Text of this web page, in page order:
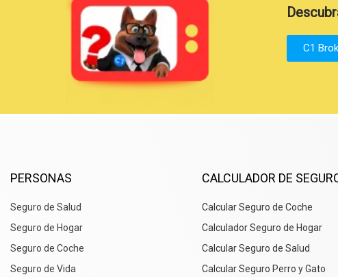
C1
PERSONAS
Seguro de Salud
Seguro de Hogar
Seguro de Coche
Seguro de Vida
CALCULADOR DE
Calcular Seguro de Coche
Calculador Seguro de Hogar
Calcular Seguro de Salud
Calcular Seguro Perro y Gato